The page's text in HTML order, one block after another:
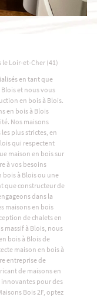
le Loir-et-Cher (41)
en tant que
et nous vous
en bois à Blois.
en bois à Blois
Nos maisons
plus strictes, en
qui respectent
maison en bois sur
à vos besoins
bois à Blois ou une
que constructeur de
dans la
maisons en bois
de chalets en
massif à Blois, nous
bois à Blois de
maison en bois à
entreprise de
de maisons en
innovantes pour des
Bois 2F, optez